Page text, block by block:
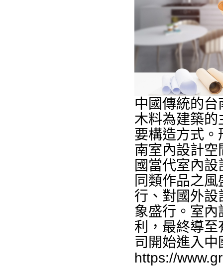
中國傳統的台
木料為建築
要構造方式
南室內設計
國當代室內
同類作品之
行、對國外設
象盛行。室
利，最終導
司開始進入
https://